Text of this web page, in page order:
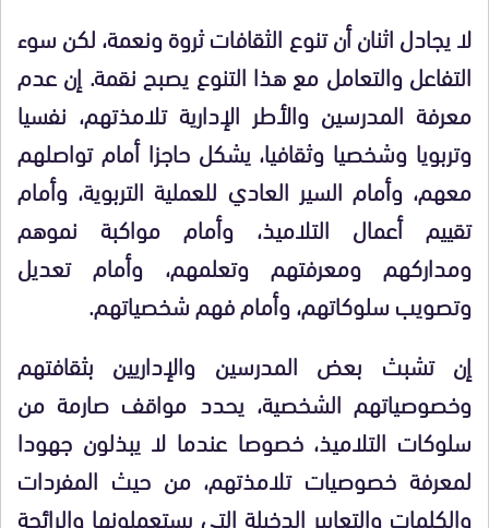
لا يجادل اثنان أن تنوع الثقافات ثروة ونعمة، لكن سوء
التفاعل والتعامل مع هذا التنوع يصبح نقمة. إن عدم
معرفة المدرسين والأطر الإدارية تلامذتهم، نفسيا
وتربويا وشخصيا وثقافيا، يشكل حاجزا أمام تواصلهم
معهم، وأمام السير العادي للعملية التربوية، وأمام
تقييم أعمال التلاميذ، وأمام مواكبة نموهم
ومداركهم ومعرفتهم وتعلمهم، وأمام تعديل
وتصويب سلوكاتهم، وأمام فهم شخصياتهم.
إن تشبث بعض المدرسين والإداريين بثقافتهم
وخصوصياتهم الشخصية، يحدد مواقف صارمة من
سلوكات التلاميذ، خصوصا عندما لا يبذلون جهودا
لمعرفة خصوصيات تلامذتهم، من حيث المفردات
والكلمات والتعابير الدخيلة التي يستعملونها والرائجة